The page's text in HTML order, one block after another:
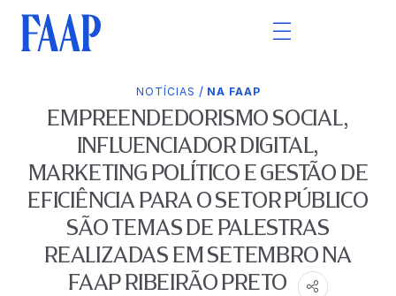
NOTÍCIAS / NA FAAP
EMPREENDEDORISMO SOCIAL,
INFLUENCIADOR DIGITAL,
MARKETING POLÍTICO E GESTÃO DE
EFICIÊNCIA PARA O SETOR PÚBLICO
SÃO TEMAS DE PALESTRAS
REALIZADAS EM SETEMBRO NA
FAAP RIBEIRÃO PRETO